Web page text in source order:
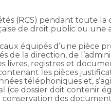
(RCS) pendant toute
de droit public ou
équipés d’une pièce
la direction, de
registres et
les pièces
téléphoniques et,
dossier doit contenir
des